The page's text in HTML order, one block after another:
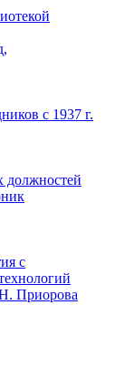
с 1937 г.
должностей
с
Приорова